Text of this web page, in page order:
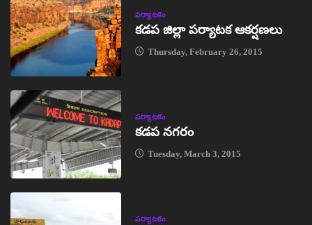
పర్యాటకం
కడప జిల్లా పర్యాటక ఆకర్షణలు
Thursday, February 26, 2015
పర్యాటకం
కడప నగరం
Tuesday, March 3, 2015
పర్యాటకం